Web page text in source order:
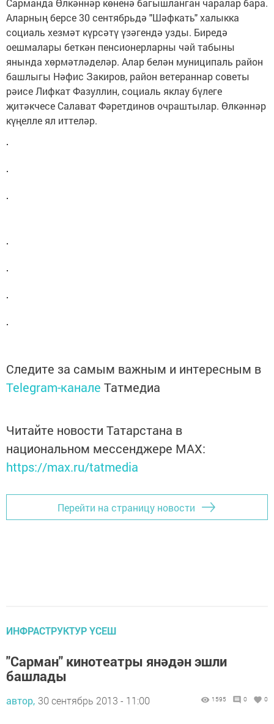
Сарманда Өлкәннәр көненә багышланган чаралар бара.
Аларның берсе 30 сентябрьдә "Шәфкать" халыкка
социаль хезмәт күрсәтү үзәгендә узды. Биредә
оешмалары беткән пенсионерларны чәй табыны
янында хөрмәтләделәр. Алар белән муниципаль район
башлыгы Нәфис Закиров, район ветераннар советы
рәисе Лифкат Фазуллин, социаль яклау бүлеге
җитәкчесе Салават Фәретдинов очраштылар. Өлкәннәр
күңелле ял иттеләр.
Следите за самым важным и интересным в
Telegram-канале Татмедиа
Читайте новости Татарстана в
национальном мессенджере MАХ:
https://max.ru/tatmedia
Перейти на страницу новости
ИНФРАСТРУКТУР ҮСЕШ
"Сарман" кинотеатры янәдән эшли
башлады
автор, 30 сентябрь 2013 - 11:00 1595 0 0